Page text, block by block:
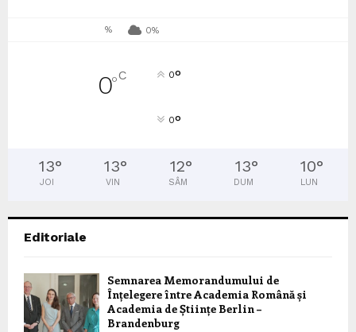
% 0%
0°C 0°
0°
13°
JOI
13°
VIN
12°
SÂM
13°
DUM
10°
LUN
Editoriale
Semnarea Memorandumului de
Înțelegere între Academia Română și
Academia de Științe Berlin –
Brandenburg